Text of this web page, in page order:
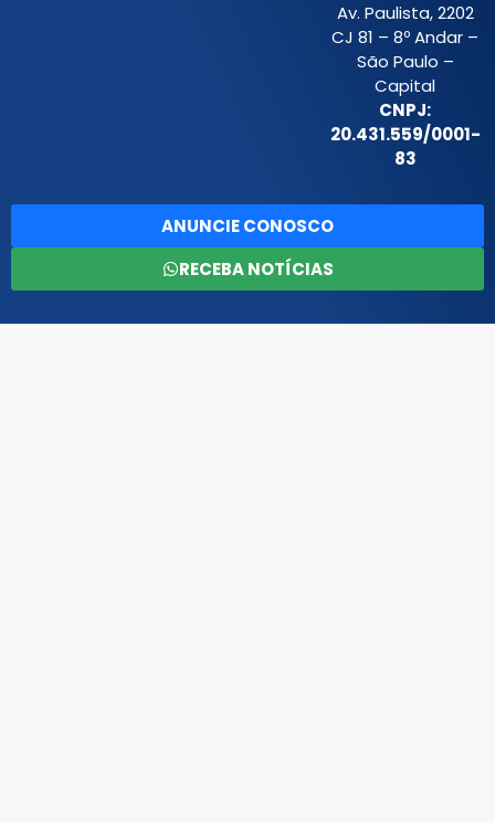
Av. Paulista, 2202
CJ 81 – 8º Andar –
São Paulo –
Capital
CNPJ:
20.431.559/0001-
83
ANUNCIE CONOSCO
RECEBA NOTÍCIAS